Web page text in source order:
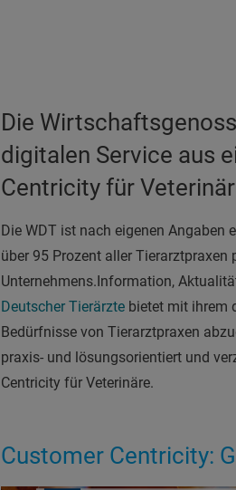
Die
digitalen Service aus
Centricity für
Die WDT ist nach eigenen Angaben
über 95 Prozent aller Tierarztpraxen
Unternehmens.Information,
Deutscher Tierärzte bietet mit ihrem
Bedürfnisse von Tierarztpraxen
praxis- und lösungsorientiert und
Centricity für Veterinäre.
Customer Centricity: